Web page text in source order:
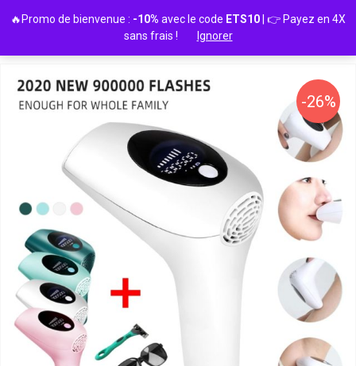
-26%
🔥Promo de bienvenue : -10% avec le code ETS10 | 👉 Payez en 4X
sans frais !
Ignorer